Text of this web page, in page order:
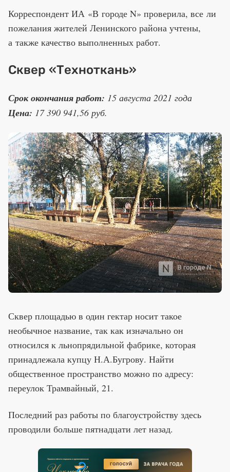
Корреспондент ИА «В городе N» проверила, все ли
пожелания жителей Ленинского района учтены,
а также качество выполненных работ.
Сквер «Техноткань»
Срок окончания работ: 15 августа 2021 года
Цена: 17 390 941,56 руб.
Сквер площадью в один гектар носит такое
необычное название, так как изначально он
относился к льнопрядильной фабрике, которая
принадлежала купцу Н.А.Бугрову. Найти
общественное пространство можно по адресу:
переулок Трамвайный, 21.
Последний раз работы по благоустройству здесь
проводили больше пятнадцати лет назад.